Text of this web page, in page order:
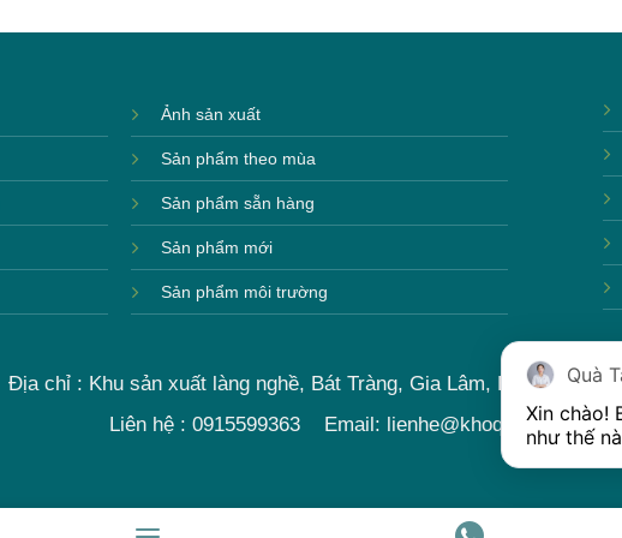
Ảnh sản xuất
Sản phẩm theo mùa
Sản phẩm sẵn hàng
Sản phẩm mới
Sản phẩm môi trường
Địa chỉ : Khu sản xuất làng nghề, Bát Tràng, Gia Lâm, Hà Nội, Việt
Liên hệ : 0915599363 Email: lienhe@khoqua.vn
Quà
Xin chào!
như thế